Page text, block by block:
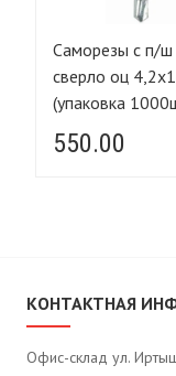
Саморезы с п/ш
сверло оц
(упаковка
POWER FASTEN
550.00
КОНТАКТНАЯ
Офис-склад ул.